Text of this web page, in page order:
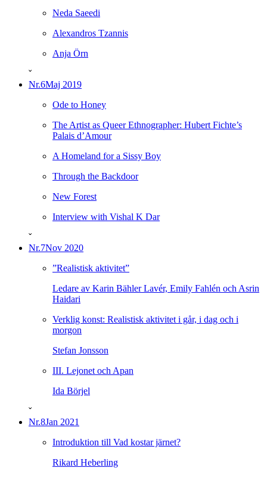
Neda Saeedi
Alexandros Tzannis
Anja Örn
ˇ
Nr.6Maj 2019
Ode to Honey
The Artist as Queer Ethnographer: Hubert Fichte’s
Palais d’Amour
A Homeland for a Sissy Boy
Through the Backdoor
New Forest
Interview with Vishal K Dar
ˇ
Nr.7Nov 2020
”Realistisk aktivitet”
Ledare av Karin Bähler Lavér, Emily Fahlén och Asrin
Haidari
Verklig konst: Realistisk aktivitet i går, i dag och i
morgon
Stefan Jonsson
III. Lejonet och Apan
Ida Börjel
ˇ
Nr.8Jan 2021
Introduktion till Vad kostar järnet?
Rikard Heberling